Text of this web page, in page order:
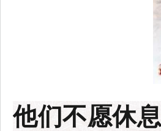
他们不愿休